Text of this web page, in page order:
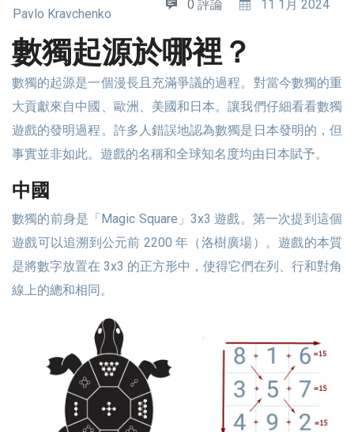
Pavlo Kravchenko
0 評論 11 1月 2024
數獨起源於哪裡？
數獨的起源是一個漫長且充滿爭議的過程。對當今數獨的重
大貢獻來自中國、歐洲、美國和日本。讓我們仔細看看數獨
遊戲的發明過程。許多人錯誤地認為數獨是日本發明的，但
事實並非如此。遊戲的名稱和全球知名度均由日本賦予。
中國
數獨的前身是「Magic Square」3x3 遊戲。第一次提到這個
遊戲可以追溯到公元前 2200 年（洛樹廣場）。遊戲的本質
是將數字放置在 3x3 的正方形中，使得它們在列、行和對角
線上的總和相同。